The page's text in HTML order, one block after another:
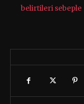
belirtileri sebeple